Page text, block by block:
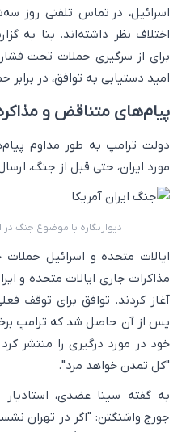
اسرائیل، در تماس تلفنی روز
اختلاف نظر داشته‌اند. بنا به
برای از سرگیری حملات تحت
امید دستیابی به توافق، در
پیام‌های متناقض و
دولت ترامپ به طور مداوم
مورد ایران، حتی قبل از جنگ،
دیوارنگاره با موضوع جنگ در
مذاکرات جاری ایالات متحده و
پس از آن حاصل شد که ترامپ
خود در مورد درگیری را منتشر
"کل تمدن خواهد مرد".
به گفته سینا عضدی،
جورج واشنگتن: "اگر در تهران